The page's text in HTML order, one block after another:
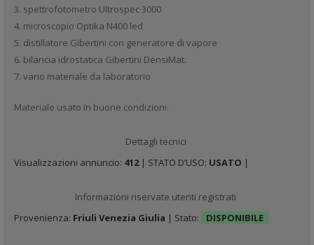
3. spettrofotometro Ultrospec 3000
4. microscopio Optika N400 led
5. distillatore Gibertini con generatore di vapore
6. bilancia idrostatica Gibertini DensiMat.
7. vario materiale da laboratorio
Materiale usato in buone condizioni.
Dettagli tecnici
Visualizzazioni annuncio: 412| STATO D’USO: USATO |
Informazioni riservate utenti registrati
Provenienza: Friuli Venezia Giulia | Stato: DISPONIBILE